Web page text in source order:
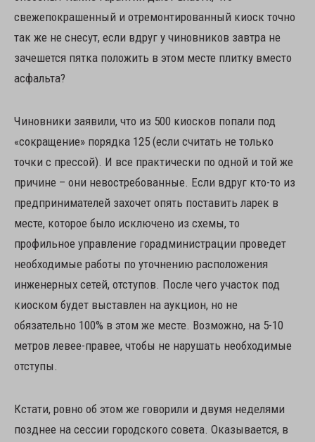
свежепокрашенный и отремонтированный киоск точно
так же не снесут, если вдруг у чиновников завтра не
зачешется пятка положить в этом месте плитку вместо
асфальта?
Чиновники заявили, что из 500 киосков попали под
«сокращение» порядка 125 (если считать не только
точки с прессой). И все практически по одной и той же
причине – они невостребованные. Если вдруг кто-то из
предпринимателей захочет опять поставить ларек в
месте, которое было исключено из схемы, то
профильное управление горадминистрации проведет
необходимые работы по уточнению расположения
инженерных сетей, отступов. После чего участок под
киоском будет выставлен на аукцион, но не
обязательно 100% в этом же месте. Возможно, на 5-10
метров левее-правее, чтобы не нарушать необходимые
отступы.
Кстати, ровно об этом же говорили и двумя неделями
позднее на сессии городского совета. Оказывается, в